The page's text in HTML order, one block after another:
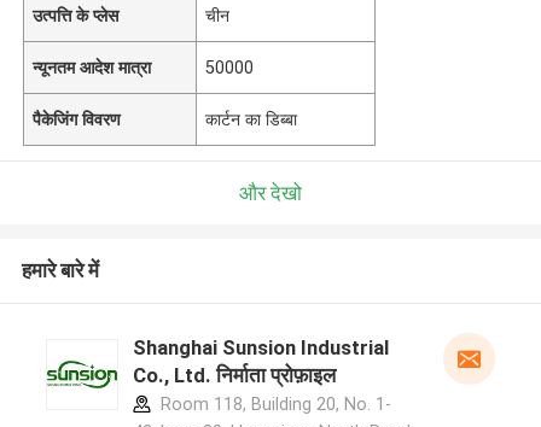
उत्पत्ति के प्लेस चीन
न्यूनतम आदेश मात्रा 50000
पैकेजिंग विवरण कार्टन का डिब्बा
और देखो
हमारे बारे में
Shanghai Sunsion Industrial
Co., Ltd. निर्माता प्रोफ़ाइल
Room 118, Building 20, No. 1-